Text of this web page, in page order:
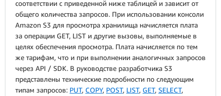
соответствии с приведенной ниже таблицей и зависит от
общего количества запросов. При использовании консоли
Amazon S3 для просмотра хранилища начисляется плата
за операции GET, LIST и другие вызовы, выполняемые в
целях обеспечения просмотра. Плата начисляется по тем
же тарифам, что и при выполнении аналогичных запросов
через API / SDK. В руководстве разработчика S3
представлены технические подробности по следующим
типам запросов: PUT, COPY, POST, LIST, GET, SELECT,